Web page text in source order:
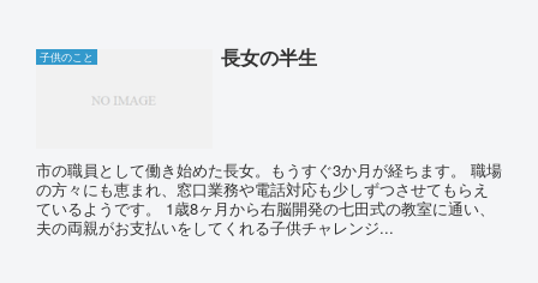
子供のこと 長女の半生
市の職員として働き始めた長女。もうすぐ3か月が経ちます。 職場
の方々にも恵まれ、窓口業務や電話対応も少しずつさせてもらえ
ているようです。 1歳8ヶ月から右脳開発の七田式の教室に通い、
夫の両親がお支払いをしてくれる子供チャレンジ...